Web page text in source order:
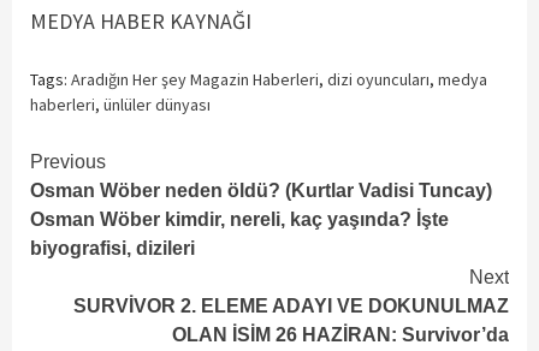
MEDYA HABER KAYNAĞI
Tags: Aradığın Her şey Magazin Haberleri, dizi oyuncuları, medya
haberleri, ünlüler dünyası
Continue
Reading
Previous
Osman Wöber neden öldü? (Kurtlar Vadisi Tuncay)
Osman Wöber kimdir, nereli, kaç yaşında? İşte
biyografisi, dizileri
Next
SURVİVOR 2. ELEME ADAYI VE DOKUNULMAZ
OLAN İSİM 26 HAZİRAN: Survivor’da